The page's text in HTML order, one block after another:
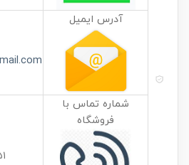
آدرس ایمیل
شماره تماس با
فروشگاه